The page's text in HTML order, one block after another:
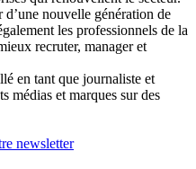
d’une nouvelle génération de
les professionnels de la
recruter, manager et
en tant que journaliste et
médias et marques sur des
newsletter